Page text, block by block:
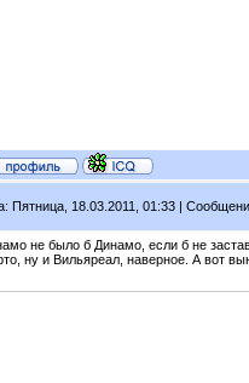
Пятница, 18.03.2011, 01:33 |
не было б Динамо, если б не
ну и Вильяреал, наверное. А вот